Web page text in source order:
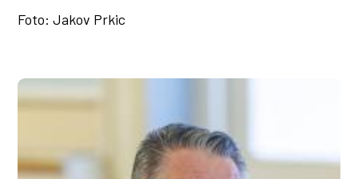
Foto: Jakov Prkic